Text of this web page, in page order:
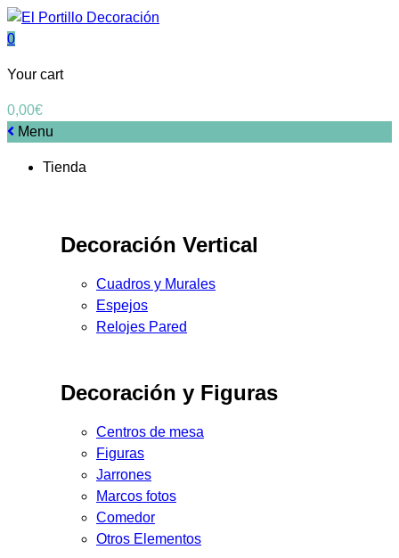
0
Your cart
0,00€
Menu
Tienda
Decoración Vertical
Cuadros y Murales
Espejos
Relojes Pared
Decoración y Figuras
Centros de mesa
Figuras
Jarrones
Marcos fotos
Comedor
Otros Elementos